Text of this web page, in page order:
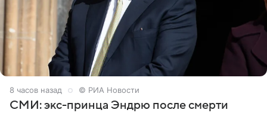
8 часов назад © РИА Новости
СМИ: экс-принца Эндрю после смерти